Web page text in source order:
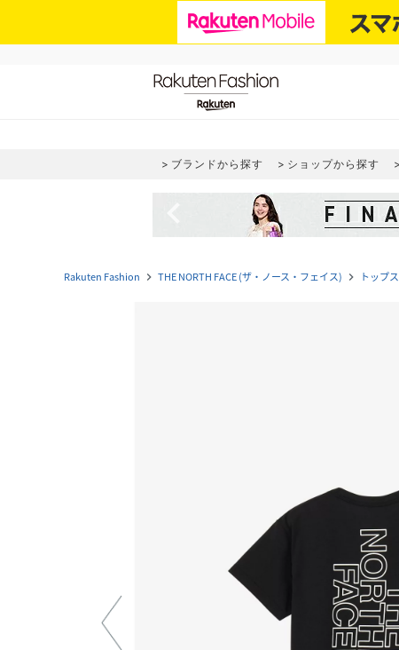
ブランドから探す ショップから探す
Rakuten Fashion navigate_next THE NORTH FACE (ザ・ノース・フェイス) navigate_next トップス